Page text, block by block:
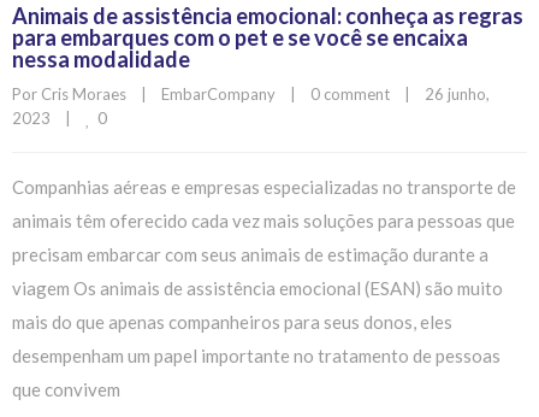
Animais de assistência emocional: conheça as regras
para embarques com o pet e se você se encaixa
nessa modalidade
Por Cris Moraes EmbarCompany 0 comment
26 junho,
2023
0
Companhias aéreas e empresas especializadas no transporte de
animais têm oferecido cada vez mais soluções para pessoas que
precisam embarcar com seus animais de estimação durante a
viagem Os animais de assistência emocional (ESAN) são muito
mais do que apenas companheiros para seus donos, eles
desempenham um papel importante no tratamento de pessoas
que convivem